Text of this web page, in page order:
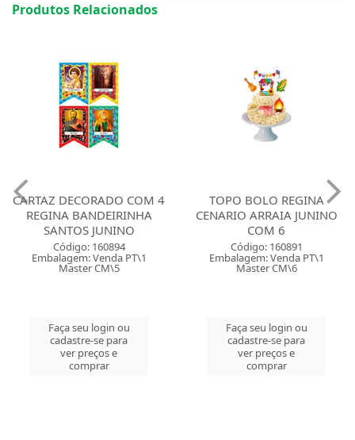
Produtos Relacionados
CARTAZ DECORADO COM 4
REGINA BANDEIRINHA
SANTOS JUNINO
Código: 160894
Embalagem: Venda PT\1
Master CM\5
Faça seu login ou
cadastre-se para
ver preços e
comprar
TOPO BOLO REGINA
CENARIO ARRAIA JUNINO
COM 6
Código: 160891
Embalagem: Venda PT\1
Master CM\6
Faça seu login ou
cadastre-se para
ver preços e
comprar